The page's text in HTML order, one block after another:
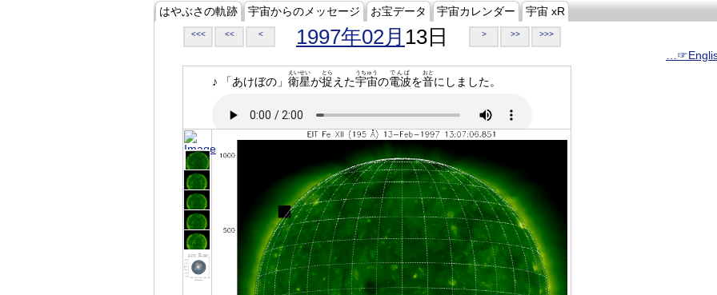
はやぶさの軌跡 宇宙からのメッセージ お宝データ 宇宙カレンダー 宇宙 xR
<<< << < 1997年02月 13日 > >> >>>
♪ 「あけぼの」 衛星
えいせい
が捉
とら
えた宇宙
うちゅう
の電波
でんぱ
を音
おと
にしました。